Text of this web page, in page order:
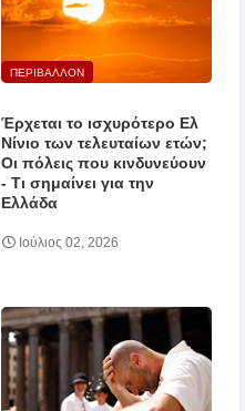
ΠΕΡΙΒΑΛΛΟΝ
Έρχεται το ισχυρότερο Ελ
Νίνιο των τελευταίων ετών;
Οι πόλεις που κινδυνεύουν
‑ Τι σημαίνει για την
Ελλάδα
Ιούλιος 02, 2026